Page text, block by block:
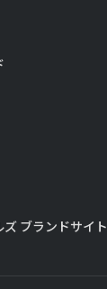
ブランドサイト